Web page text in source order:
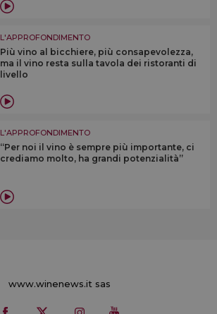
L'APPROFONDIMENTO
Più vino al bicchiere, più consapevolezza,
ma il vino resta sulla tavola dei ristoranti di
livello
L'APPROFONDIMENTO
“Per noi il vino è sempre più importante, ci
crediamo molto, ha grandi potenzialità”
www.winenews.it sas